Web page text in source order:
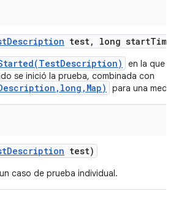
Description test, long start
en la que
se inició la prueba, combinada con
para una
Description test)
caso de prueba individual.